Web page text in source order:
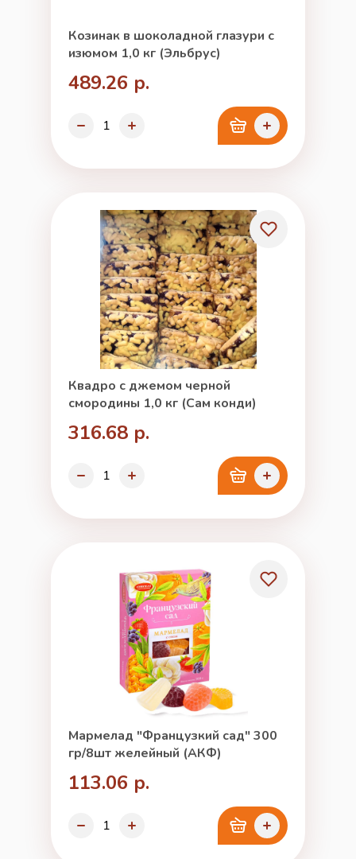
Козинак в шоколадной глазури с
изюмом 1,0 кг (Эльбрус)
489.26 р.
Квадро с джемом черной
смородины 1,0 кг (Сам конди)
316.68 р.
Мармелад "Французкий сад" 300
гр/8шт желейный (АКФ)
113.06 р.